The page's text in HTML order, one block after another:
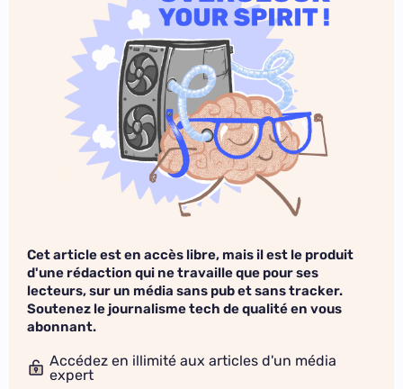
Cet article est en accès libre, mais il est le produit
d'une rédaction qui ne travaille que pour ses
lecteurs, sur un média sans pub et sans tracker.
Soutenez le journalisme tech de qualité en vous
abonnant.
Accédez en illimité aux articles d'un média
expert